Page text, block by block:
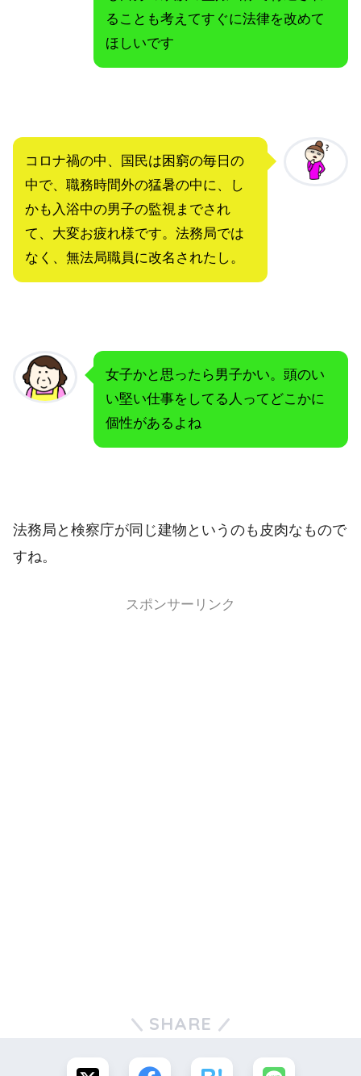
ることも考えてすぐに法律を改めて
ほしいです
コロナ禍の中、国民は困窮の毎日の
中で、職務時間外の猛暑の中に、し
かも入浴中の男子の監視までされ
て、大変お疲れ様です。法務局では
なく、無法局職員に改名されたし。
女子かと思ったら男子かい。頭のい
い堅い仕事をしてる人ってどこかに
個性があるよね
法務局と検察庁が同じ建物というのも皮肉なもので
すね。
スポンサーリンク
SHARE